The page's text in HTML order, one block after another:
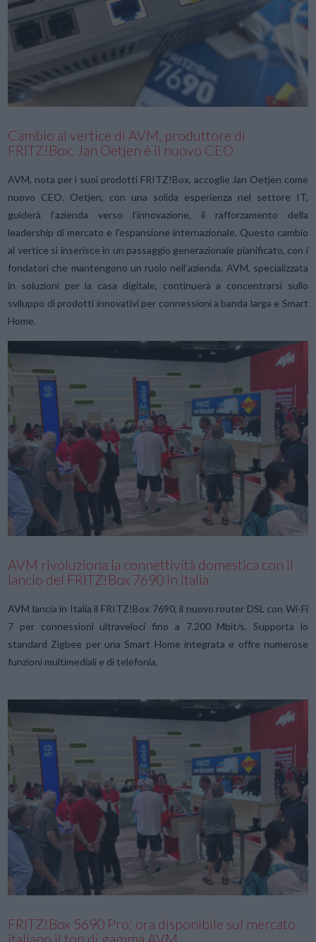
VIEW POST
VIEW POST
Cambio al vertice di AVM, produttore di
FRITZ!Box: Jan Oetjen è il nuovo CEO
AVM, nota per i suoi prodotti FRITZ!Box, accoglie Jan Oetjen come
nuovo CEO. Oetjen, con una solida esperienza nel settore IT,
guiderà l’azienda verso l’innovazione, il rafforzamento della
leadership di mercato e l’espansione internazionale. Questo cambio
al vertice si inserisce in un passaggio generazionale pianificato, con i
fondatori che mantengono un ruolo nell’azienda. AVM, specializzata
in soluzioni per la casa digitale, continuerà a concentrarsi sullo
sviluppo di prodotti innovativi per connessioni a banda larga e Smart
Home.
VIEW POST
AVM rivoluziona la connettività domestica con il
lancio del FRITZ!Box 7690 in Italia
AVM lancia in Italia il FRITZ!Box 7690, il nuovo router DSL con Wi-Fi
7 per connessioni ultraveloci fino a 7.200 Mbit/s. Supporta lo
standard Zigbee per una Smart Home integrata e offre numerose
funzioni multimediali e di telefonia.
FRITZ!Box 5690 Pro: ora disponibile sul mercato
italiano il top di gamma AVM